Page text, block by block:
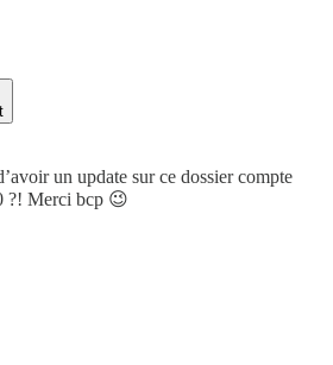
un update sur ce dossier compte
?! Merci bcp 😉